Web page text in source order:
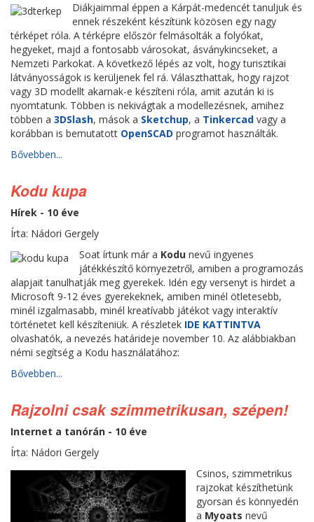
Diákjaimmal éppen a Kárpát-medencét tanuljuk és
ennek részeként készítünk közösen egy nagy
térképet róla. A térképre először felmásolták a folyókat,
hegyeket, majd a fontosabb városokat, ásványkincseket, a
Nemzeti Parkokat. A következő lépés az volt, hogy turisztikai
látványosságok is kerüljenek fel rá. Választhattak, hogy rajzot
vagy 3D modellt akarnak-e készíteni róla, amit azután ki is
nyomtatunk. Többen is nekivágtak a modellezésnek, amihez
többen a 3DSlash, mások a Sketchup, a Tinkercad vagy a
korábban is bemutatott OpenSCAD programot használták.
Bővebben...
Kodu kupa
Hírek - 10 éve
Írta: Nádori Gergely
Soat írtunk már a Kodu nevű ingyenes
játékkészítő környezetről, amiben a programozás
alapjait tanulhatják meg gyerekek. Idén egy versenyt is hirdet a
Microsoft 9-12 éves gyerekeknek, amiben minél ötletesebb,
minél izgalmasabb, minél kreatívabb játékot vagy interaktív
történetet kell készíteniük. A részletek IDE KATTINTVA
olvashatók, a nevezés határideje november 10. Az alábbiakban
némi segítség a Kodu használatához:
Bővebben...
Rajzolni csak szimmetrikusan, szépen!
Internet a tanórán - 10 éve
Írta: Nádori Gergely
Csinos, szimmetrikus
rajzokat készíthetünk
gyorsan és könnyedén
a Myoats nevű